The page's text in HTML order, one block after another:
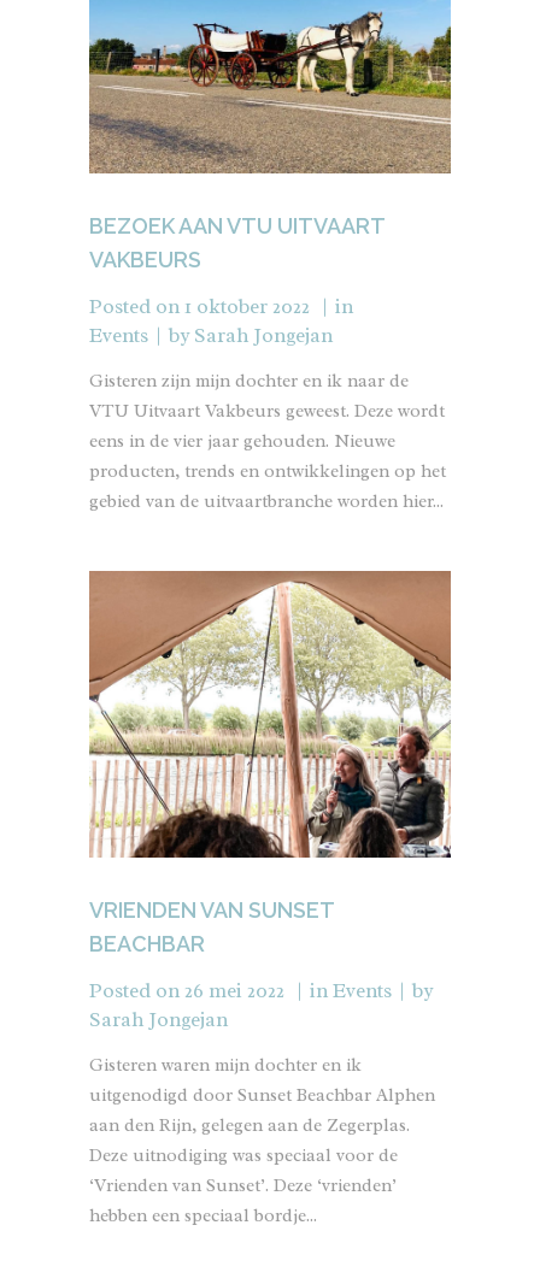
BEZOEK AAN VTU UITVAART
VAKBEURS
Posted on1 oktober 2022
in
Events
bySarah Jongejan
Gisteren zijn mijn dochter en ik naar de
VTU Uitvaart Vakbeurs geweest. Deze wordt
eens in de vier jaar gehouden. Nieuwe
producten, trends en ontwikkelingen op het
gebied van de uitvaartbranche worden hier...
VRIENDEN VAN SUNSET
BEACHBAR
Posted on 26 mei 2022 inEvents
by
Sarah Jongejan
Gisteren waren mijn dochter en ik
uitgenodigd door Sunset Beachbar Alphen
aan den Rijn, gelegen aan de Zegerplas.
Deze uitnodiging was speciaal voor de
‘Vrienden van Sunset’. Deze ‘vrienden’
hebben een speciaal bordje...